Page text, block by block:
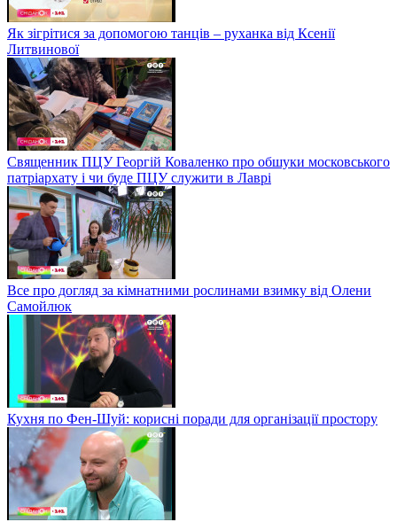
Як зігрітися за допомогою танців – руханка від Ксенії
Литвинової
Священник ПЦУ Георгій Коваленко про обшуки московського
патріархату і чи буде ПЦУ служити в Лаврі
Все про догляд за кімнатними рослинами взимку від Олени
Самойлюк
Кухня по Фен-Шуй: корисні поради для організації простору